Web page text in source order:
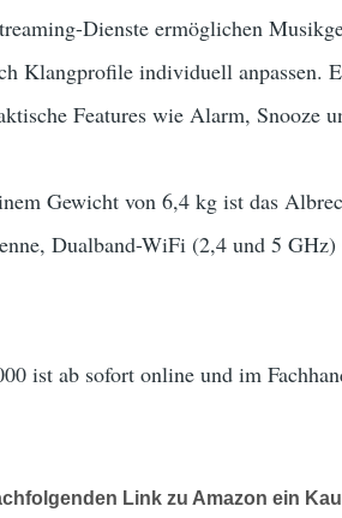
Dienste ermöglichen
Klangprofile individuell anpassen.
Features wie Alarm, Snooze
Gewicht von 6,4 kg ist das
Dualband-WiFi (2,4 und 5
ist ab sofort online und im
Link zu Amazon ein